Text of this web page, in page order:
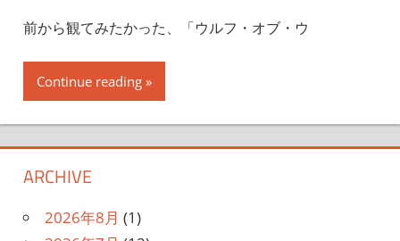
前から観てみたかった、「ウルフ・オブ・ウ
Continue reading
ARCHIVE
2026年8月 (1)